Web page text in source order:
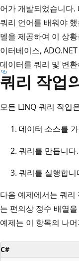
어가 개발되었습니다
쿼리 언어를 배워야
델을 제공하여 이 상
이터베이스,
데이터를 쿼리 및 변
쿼리 작업
모든 LINQ 쿼리 작업
데이터 소스를
쿼리를 만듭니다.
쿼리를 실행합니
다음 예제에서는 쿼
는 편의상 정수 배열
예제는 이 항목의 나
C#